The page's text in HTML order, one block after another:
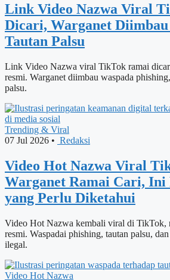
Link Video Nazwa Viral
Dicari, Warganet Diimbau
Tautan Palsu
Link Video Nazwa viral TikTok ramai
resmi. Warganet diimbau waspada
palsu.
Trending & Viral
07 Jul 2026 • Redaksi
Video Hot Nazwa Viral
Warganet Ramai Cari, Ini
yang Perlu Diketahui
Video Hot Nazwa kembali viral di TikTok,
resmi. Waspadai phishing, tautan palsu,
ilegal.